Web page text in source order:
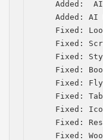
Added:
Added: AI
Fixed:
Fixed:
Fixed:
Fixed:
Fixed:
Fixed:
Fixed:
Fixed:
Fixed: